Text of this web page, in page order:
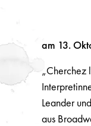
am 13.
„Cherchez
Leander
aus